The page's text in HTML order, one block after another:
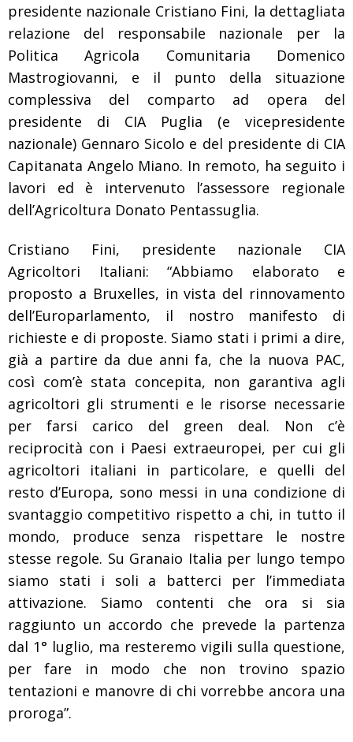
presidente nazionale Cristiano Fini, la dettagliata
relazione del responsabile nazionale per la
Politica Agricola Comunitaria Domenico
Mastrogiovanni, e il punto della situazione
complessiva del comparto ad opera del
presidente di CIA Puglia (e vicepresidente
nazionale) Gennaro Sicolo e del presidente di CIA
Capitanata Angelo Miano. In remoto, ha seguito i
lavori ed è intervenuto l’assessore regionale
dell’Agricoltura Donato Pentassuglia.
Cristiano Fini, presidente nazionale CIA
Agricoltori Italiani: “Abbiamo elaborato e
proposto a Bruxelles, in vista del rinnovamento
dell’Europarlamento, il nostro manifesto di
richieste e di proposte. Siamo stati i primi a dire,
già a partire da due anni fa, che la nuova PAC,
così com’è stata concepita, non garantiva agli
agricoltori gli strumenti e le risorse necessarie
per farsi carico del green deal. Non c’è
reciprocità con i Paesi extraeuropei, per cui gli
agricoltori italiani in particolare, e quelli del
resto d’Europa, sono messi in una condizione di
svantaggio competitivo rispetto a chi, in tutto il
mondo, produce senza rispettare le nostre
stesse regole. Su Granaio Italia per lungo tempo
siamo stati i soli a batterci per l’immediata
attivazione. Siamo contenti che ora si sia
raggiunto un accordo che prevede la partenza
dal 1° luglio, ma resteremo vigili sulla questione,
per fare in modo che non trovino spazio
tentazioni e manovre di chi vorrebbe ancora una
proroga”.